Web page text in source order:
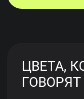
ЦВЕТА,